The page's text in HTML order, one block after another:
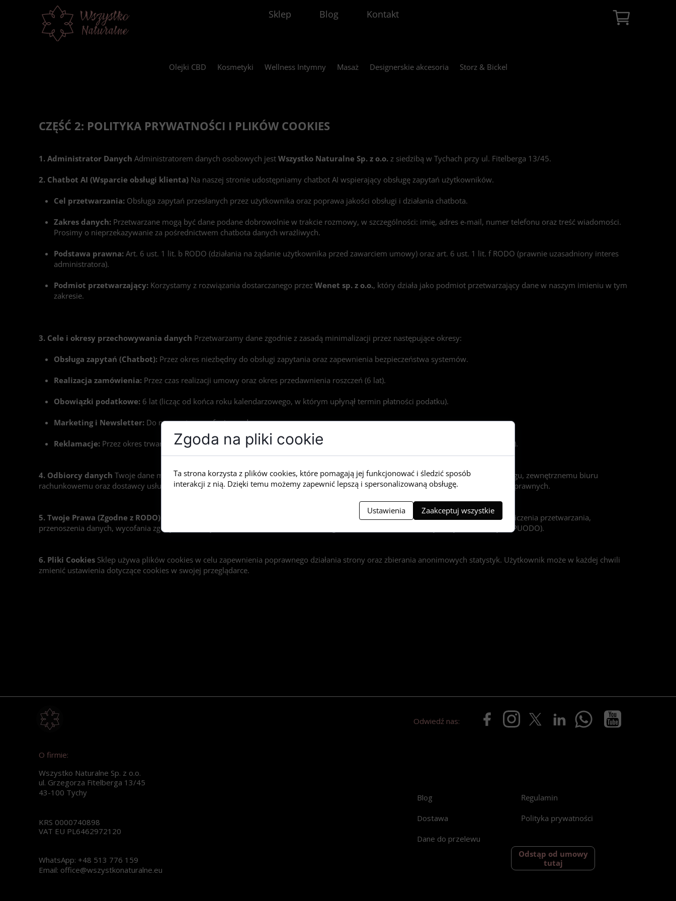
CZĘŚĆ 2: POLITYKA PRYWATNOŚCI I PLIKÓW COOKIES
1. Administrator Danych Administratorem danych osobowych jest Wszystko Naturalne Sp. z o.o. z siedzibą w Tychach przy ul. Fitelberga 13/45.
2. Chatbot AI (Wsparcie obsługi klienta) Na naszej stronie udostępniamy chatbot AI wspierający obsługę zapytań użytkowników.
Cel przetwarzania: Obsługa zapytań przesłanych przez użytkownika oraz poprawa jakości obsługi i działania chatbota.
Zakres danych: Przetwarzane mogą być dane podane dobrowolnie w trakcie rozmowy, w szczególności: imię, adres e-mail, numer telefonu oraz treść wiadomości.
Prosimy o nieprzekazywanie za pośrednictwem chatbota danych wrażliwych.
Podstawa prawna: Art. 6 ust. 1 lit. b RODO (działania na żądanie użytkownika przed zawarciem umowy) oraz art. 6 ust. 1 lit. f RODO (prawnie uzasadniony interes
administratora).
Podmiot przetwarzający: Korzystamy z rozwiązania dostarczanego przez Wenet sp. z o.o., który działa jako podmiot przetwarzający dane w naszym imieniu w tym
zakresie.
3. Cele i okresy przechowywania danych Przetwarzamy dane zgodnie z zasadą minimalizacji przez następujące okresy:
Obsługa zapytań (Chatbot): Przez okres niezbędny do obsługi zapytania oraz zapewnienia bezpieczeństwa systemów.
Realizacja zamówienia: Przez czas realizacji umowy oraz okres przedawnienia roszczeń (6 lat).
Obowiązki podatkowe: 6 lat (licząc od końca roku kalendarzowego, w którym upłynął termin płatności podatku).
Marketing i Newsletter: Do momentu wycofania zgody.
Reklamacje: Przez okres trwania odpowiedzialności z tytułu niezgodności towaru z umową oraz okres przedawnienia roszczeń (6 lat).
4. Odbiorcy danych Twoje dane mogą być przekazywane firmom kurierskim (InPost, DPD, UPS), operatorom płatności, dostawcy hostingu, zewnętrznemu biuru
rachunkowemu oraz dostawcy usług AI (Wenet sp. z o.o.), wyłącznie w celu realizacji Twojego zamówienia, obsługi zapytań i obowiązków prawnych.
5. Twoje Prawa (Zgodne z RODO) Masz prawo do: dostępu do danych, sprostowania, usunięcia ("prawo do bycia zapomnianym"), ograniczenia przetwarzania,
przenoszenia danych, wycofania zgody w dowolnym momencie oraz wniesienia skargi do Prezesa Urzędu Ochrony Danych Osobowych (PUODO).
6. Pliki Cookies Sklep używa plików cookies w celu zapewnienia poprawnego działania strony oraz zbierania anonimowych statystyk. Użytkownik może w każdej chwili
zmienić ustawienia dotyczące cookies w swojej przeglądarce.
Olejki CBD Kosmetyki Wellness Intymny Masaż Designerskie akcesoria Storz & Bickel
Sklep Blog Kontakt
Odstąp od umowy
tutaj
Blog
Dostawa
Dane do przelewu
Regulamin
Polityka prywatności
O firmie:
Wszystko Naturalne Sp. z o.o.
ul. Grzegorza Fitelberga 13/45
43-100 Tychy
KRS 0000740898
VAT EU PL6462972120
WhatsApp: +48 513 776 159
Email: office@wszystkonaturalne.eu
Odwiedź nas:
Zgoda na pliki cookie
Ta strona korzysta z plików cookies, które pomagają jej funkcjonować i śledzić sposób
interakcji z nią. Dzięki temu możemy zapewnić lepszą i spersonalizowaną obsługę.
Ustawienia Zaakceptuj wszystkie